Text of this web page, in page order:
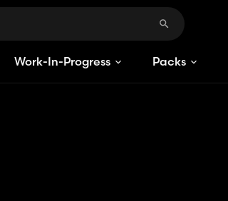
Work-In-Progress Packs